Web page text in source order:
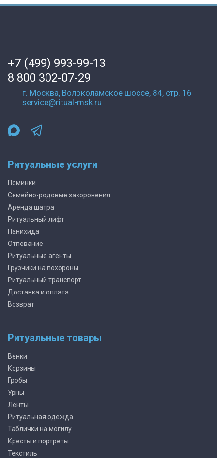
+7 (499) 993-99-13
8 800 302-07-29
г. Москва, Волоколамское шоссе, 84, стр. 16
service@ritual-msk.ru
Ритуальные услуги
Поминки
Семейно-родовые захоронения
Аренда шатра
Ритуальный лифт
Панихида
Отпевание
Ритуальные агенты
Грузчики на похороны
Ритуальный транспорт
Доставка и оплата
Возврат
Ритуальные товары
Венки
Корзины
Гробы
Урны
Ленты
Ритуальная одежда
Таблички на могилу
Кресты и портреты
Текстиль